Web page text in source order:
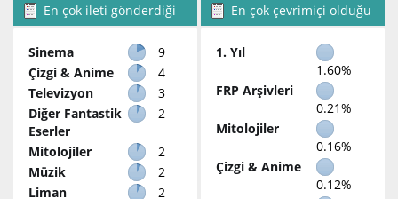
En çok ileti gönderdiği
Sinema
9
Çizgi & Anime
4
Televizyon
3
Diğer Fantastik
Eserler
2
Mitolojiler
2
Müzik
2
Liman
2
En çok çevrimiçi olduğu
1. Yıl
1.60%
FRP Arşivleri
0.21%
Mitolojiler
0.16%
Çizgi & Anime
0.12%